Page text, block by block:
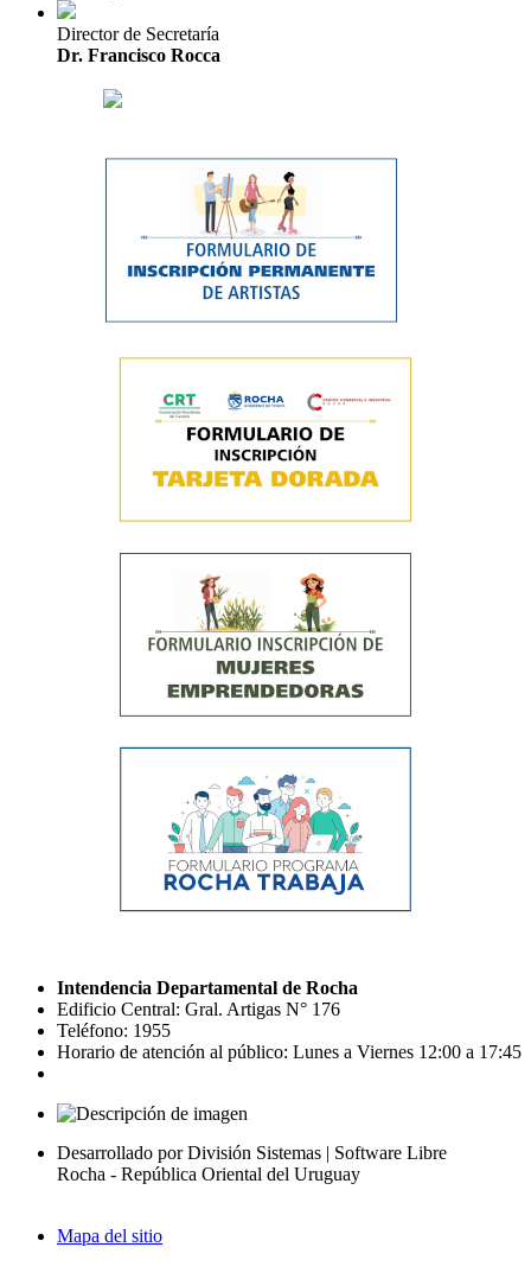
Director de Secretaría
Dr. Francisco Rocca
Intendencia Departamental de Rocha
Edificio Central: Gral. Artigas N° 176
Teléfono: 1955
Horario de atención al público: Lunes a Viernes 12:00 a 17:45
Desarrollado por División Sistemas | Software Libre
Rocha - República Oriental del Uruguay
Mapa del sitio